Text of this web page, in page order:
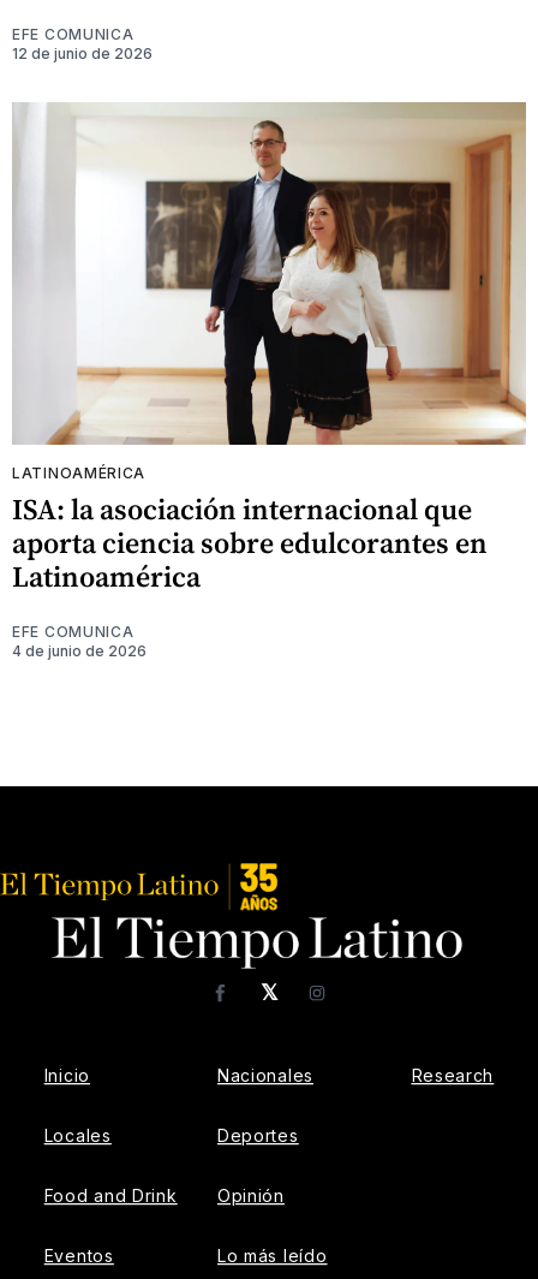
EFE COMUNICA
12 de junio de 2026
LATINOAMÉRICA
ISA: la asociación internacional que
aporta ciencia sobre edulcorantes en
Latinoamérica
EFE COMUNICA
4 de junio de 2026
𝕏
FacebookInstagram
Inicio
Locales
Food and Drink
Eventos
Nacionales
Deportes
Opinión
Lo más leído
Research